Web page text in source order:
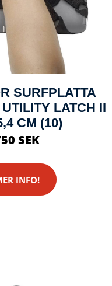
SURFPLATTA
LATCH II
CM (10)
SEK
INFO!